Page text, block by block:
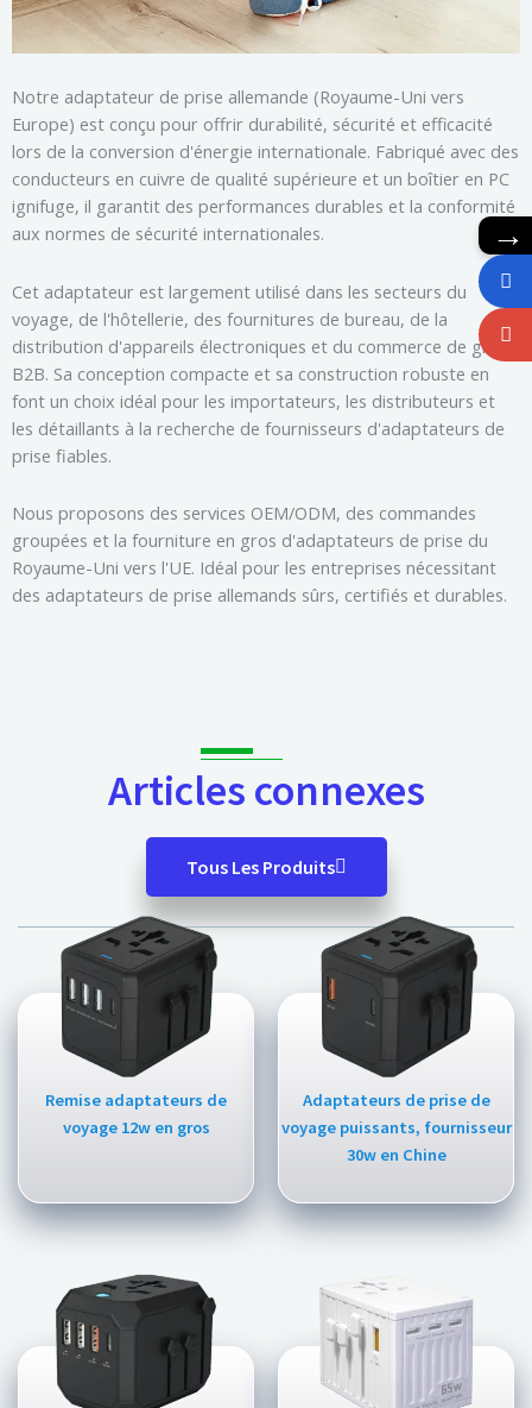
Notre adaptateur de prise allemande (Royaume-Uni vers
Europe) est conçu pour offrir durabilité, sécurité et efficacité
lors de la conversion d'énergie internationale. Fabriqué avec des
conducteurs en cuivre de qualité supérieure et un boîtier en PC
ignifuge, il garantit des performances durables et la conformité
aux normes de sécurité internationales.
Cet adaptateur est largement utilisé dans les secteurs du
voyage, de l'hôtellerie, des fournitures de bureau, de la
distribution d'appareils électroniques et du commerce de gros
B2B. Sa conception compacte et sa construction robuste en
font un choix idéal pour les importateurs, les distributeurs et
les détaillants à la recherche de fournisseurs d'adaptateurs de
prise fiables.
Nous proposons des services OEM/ODM, des commandes
groupées et la fourniture en gros d'adaptateurs de prise du
Royaume-Uni vers l'UE. Idéal pour les entreprises nécessitant
des adaptateurs de prise allemands sûrs, certifiés et durables.
Articles connexes
Tous Les Produits
Remise adaptateurs de
voyage 12w en gros
Adaptateurs de prise de
voyage puissants, fournisseur
30w en Chine
→